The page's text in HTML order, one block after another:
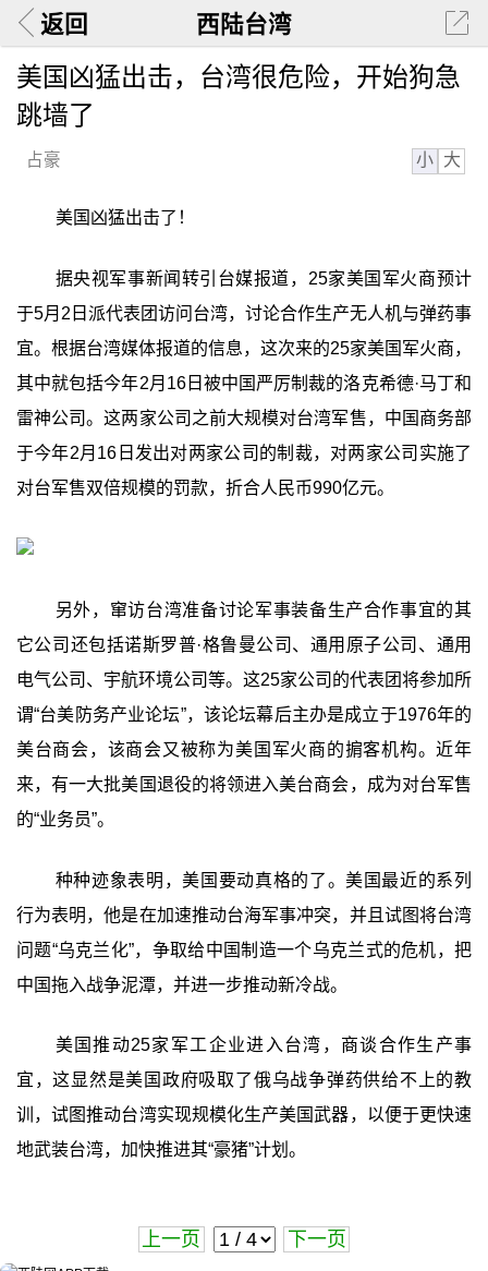
返回 西陆台湾
美国凶猛出击，台湾很危险，开始狗急
跳墙了
占豪 小 大
美国凶猛出击了！
据央视军事新闻转引台媒报道，25家美国军火商预计
于5月2日派代表团访问台湾，讨论合作生产无人机与弹药事
宜。根据台湾媒体报道的信息，这次来的25家美国军火商，
其中就包括今年2月16日被中国严厉制裁的洛克希德·马丁和
雷神公司。这两家公司之前大规模对台湾军售，中国商务部
于今年2月16日发出对两家公司的制裁，对两家公司实施了
对台军售双倍规模的罚款，折合人民币990亿元。
另外，窜访台湾准备讨论军事装备生产合作事宜的其
它公司还包括诺斯罗普·格鲁曼公司、通用原子公司、通用
电气公司、宇航环境公司等。这25家公司的代表团将参加所
谓“台美防务产业论坛”，该论坛幕后主办是成立于1976年的
美台商会，该商会又被称为美国军火商的掮客机构。近年
来，有一大批美国退役的将领进入美台商会，成为对台军售
的“业务员”。
种种迹象表明，美国要动真格的了。美国最近的系列
行为表明，他是在加速推动台海军事冲突，并且试图将台湾
问题“乌克兰化”，争取给中国制造一个乌克兰式的危机，把
中国拖入战争泥潭，并进一步推动新冷战。
美国推动25家军工企业进入台湾，商谈合作生产事
宜，这显然是美国政府吸取了俄乌战争弹药供给不上的教
训，试图推动台湾实现规模化生产美国武器，以便于更快速
地武装台湾，加快推进其“豪猪”计划。
上一页 下一页